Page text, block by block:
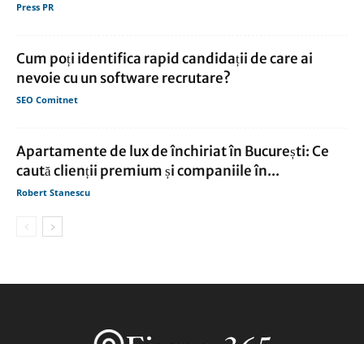
Press PR
Cum poți identifica rapid candidații de care ai
nevoie cu un software recrutare?
SEO Comitnet
Apartamente de lux de închiriat în București: Ce
caută clienții premium și companiile în...
Robert Stanescu